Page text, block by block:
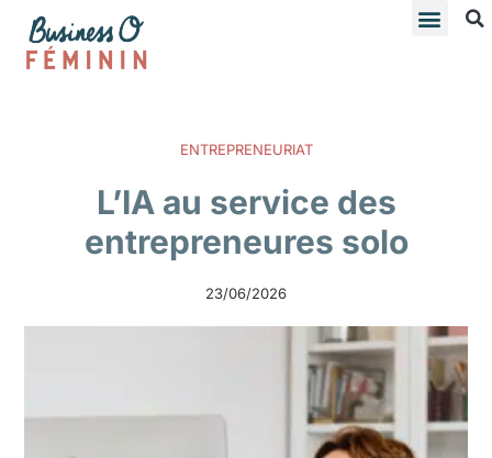
ENTREPRENEURIAT
L’IA au service des
entrepreneures solo
23/06/2026